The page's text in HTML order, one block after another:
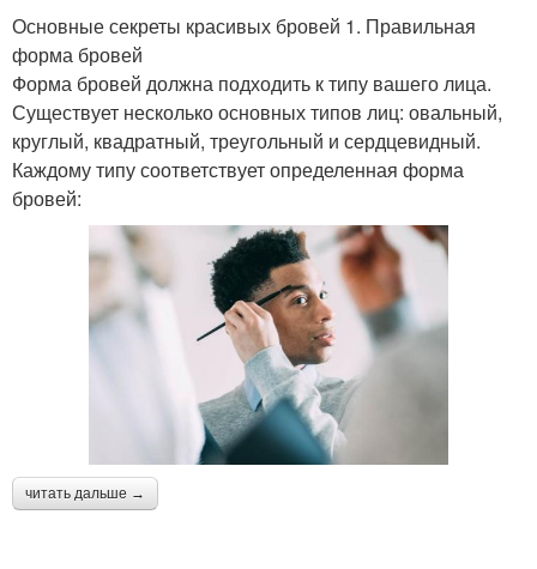
Основные секреты красивых бровей 1. Правильная
форма бровей
Форма бровей должна подходить к типу вашего лица.
Существует несколько основных типов лиц: овальный,
круглый, квадратный, треугольный и сердцевидный.
Каждому типу соответствует определенная форма
бровей:
читать дальше →